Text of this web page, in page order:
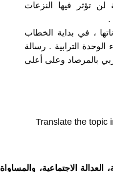
لن تؤثر فيها النزعات
.
، في بداية الخطاب
الترابية . رسالة
بالمرصاد وعلى أعلى
Translate the topic
الاجتماعية، والمساواة